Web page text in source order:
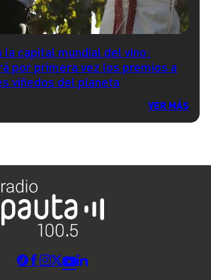
la capital mundial del vino:
por primera vez los premios a
viñedos del planeta
VER MÁS